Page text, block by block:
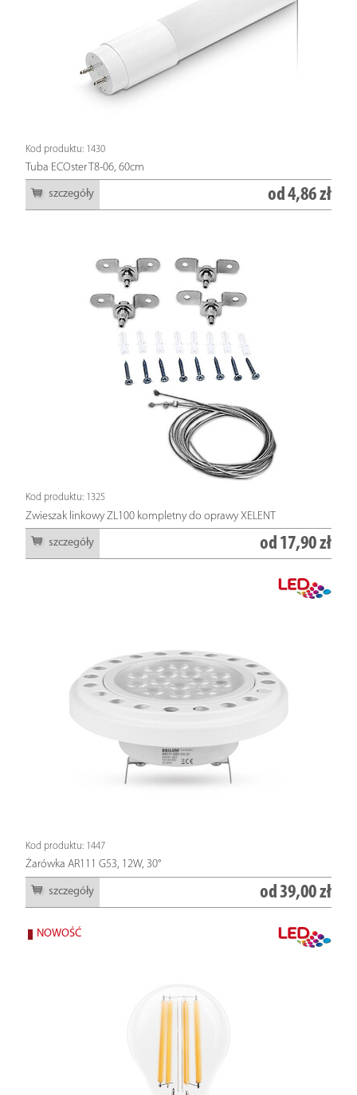
Kod produktu: 1430
Tuba ECOster T8-06, 60cm
szczegóły od4,86 zł
Kod produktu: 1325
Zwieszak linkowy ZL100 kompletny do oprawy XELENT
szczegóły od 17,90 zł
Kod produktu: 1447
Żarówka AR111 G53, 12W, 30°
szczegóły od 39,00 zł
NOWOŚĆ